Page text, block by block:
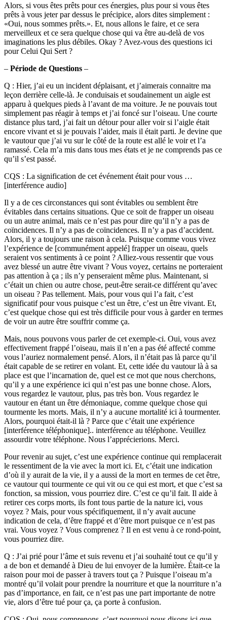
Alors, si vous êtes prêts pour ces énergies, plus pour si vous êtes
prêts à vous jeter par dessus le précipice, alors dites simplement :
«Oui, nous sommes prêts.». Et, nous allons le faire, et ce sera
merveilleux et ce sera quelque chose qui va être au-delà de vos
imaginations les plus débiles. Okay ? Avez-vous des questions ici
pour Celui Qui Sert ?
– Période de Questions –
Q : Hier, j’ai eu un incident déplaisant, et j’aimerais connaitre ma
leçon derrière celle-là. Je conduisais et soudainement un aigle est
apparu à quelques pieds à l’avant de ma voiture. Je ne pouvais tout
simplement pas réagir à temps et j’ai foncé sur l’oiseau. Une courte
distance plus tard, j’ai fait un détour pour aller voir si l’aigle était
encore vivant et si je pouvais l’aider, mais il était parti. Je devine que
le vautour que j’ai vu sur le côté de la route est allé le voir et l’a
ramassé. Cela m’a mis dans tous mes états et je ne comprends pas ce
qu’il s’est passé.
CQS : La signification de cet événement était pour vous …
[interférence audio]
Il y a de ces circonstances qui sont évitables ou semblent être
évitables dans certains situations. Que ce soit de frapper un oiseau
ou un autre animal, mais ce n’est pas pour dire qu’il n’y a pas de
coïncidences. Il n’y a pas de coïncidences. Il n’y a pas d’accident.
Alors, il y a toujours une raison à cela. Puisque comme vous vivez
l’expérience de [communément appelé] frapper un oiseau, quels
seraient vos sentiments à ce point ? Alliez-vous ressentir que vous
avez blessé un autre être vivant ? Vous voyez, certains ne porteraient
pas attention à ça ; ils n’y penseraient même plus. Maintenant, si
c’était un chien ou autre chose, peut-être serait-ce différent qu’avec
un oiseau ? Pas tellement. Mais, pour vous qui l’a fait, c’est
significatif pour vous puisque c’est un être, c’est un être vivant. Et,
c’est quelque chose qui est très difficile pour vous à garder en termes
de voir un autre être souffrir comme ça.
Mais, nous pouvons vous parler de cet exemple-ci. Oui, vous avez
effectivement frappé l’oiseau, mais il n’en a pas été affecté comme
vous l’auriez normalement pensé. Alors, il n’était pas là parce qu’il
était capable de se retirer en volant. Et, cette idée du vautour là à sa
place est que l’incarnation de, quel est ce mot que nous cherchons,
qu’il y a une expérience ici qui n’est pas une bonne chose. Alors,
vous regardez le vautour, plus, pas très bon. Vous regardez le
vautour en étant un être démoniaque, comme quelque chose qui
tourmente les morts. Mais, il n’y a aucune mortalité ici à tourmenter.
Alors, pourquoi était-il là ? Parce que c’était une expérience
[interférence téléphonique].. interférence au téléphone. Veuillez
assourdir votre téléphone. Nous l’apprécierions. Merci.
Pour revenir au sujet, c’est une expérience continue qui remplacerait
le ressentiment de la vie avec la mort ici. Et, c’était une indication
d’où il y aurait de la vie, il y a aussi de la mort en termes de cet être,
ce vautour qui tourmente ce qui vit ou ce qui est mort, et que c’est sa
fonction, sa mission, vous pourriez dire. C’est ce qu’il fait. Il aide à
retirer ces corps morts, ils font tous partie de la nature ici, vous
voyez ? Mais, pour vous spécifiquement, il n’y avait aucune
indication de cela, d’être frappé et d’être mort puisque ce n’est pas
vrai. Vous voyez ? Vous comprenez ? Il en est venu à ce rond-point,
vous pourriez dire.
Q : J’ai prié pour l’âme et suis revenu et j’ai souhaité tout ce qu’il y
a de bon et demandé à Dieu de lui envoyer de la lumière. Était-ce la
raison pour moi de passer à travers tout ça ? Puisque l’oiseau m’a
montré qu’il volait pour prendre la nourriture et que la nourriture n’a
pas d’importance, en fait, ce n’est pas une part importante de notre
vie, alors d’être tué pour ça, ça porte à confusion.